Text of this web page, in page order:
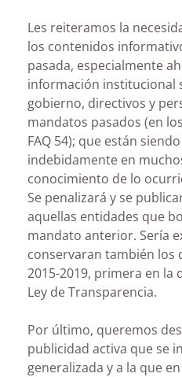
Les reiteramos la
los contenidos
pasada, especialmente
información institucional
gobierno, directivos y
mandatos pasados (en
FAQ 54); que están
indebidamente en
conocimiento de lo
Se penalizará y se
aquellas entidades que
mandato anterior. Sería
conservaran también los
2015-2019, primera en la
Ley de Transparencia.
Por último, queremos
publicidad activa que se
generalizada y a la que